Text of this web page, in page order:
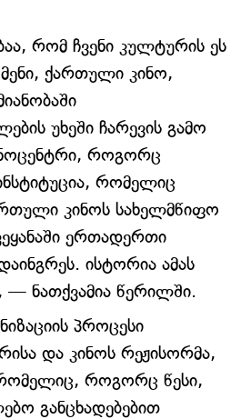
რომ ჩვენი კულტურის ეს
ქართული კინო,
უხეში ჩარევის გამო
როგორც
რომელიც
კინოს სახელმწიფო
ერთადერთი
ისტორია ამას
— ნათქვამია წერილში.
პროცესი
და კინოს რეჟისორმა,
როგორც წესი,
განცხადებებით